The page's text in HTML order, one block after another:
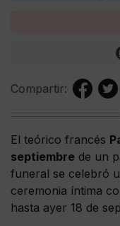
Compartir:
El teórico francés
septiembre de un
funeral se celebró
ceremonia íntima
hasta ayer 18 de